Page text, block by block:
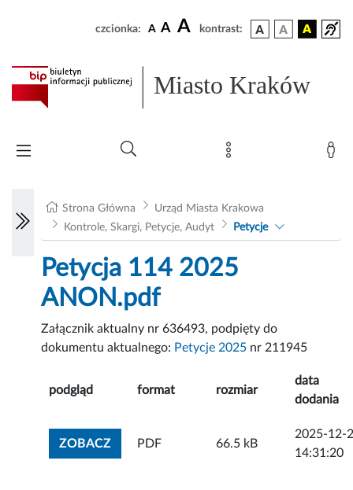
czcionka: A A A kontrast:
Miasto Kraków
Strona Główna
Urząd Miasta Krakowa
Kontrole, Skargi, Petycje, Audyt
Petycje
Petycja 114 2025
ANON.pdf
Załącznik aktualny nr 636493, podpięty do
dokumentu aktualnego: Petycje 2025 nr 211945
podgląd format rozmiar
data
dodania
ZOBACZZOBACZ ZAŁĄCZNIK
PDF 66.5 kB
2025-12-
14:31:20